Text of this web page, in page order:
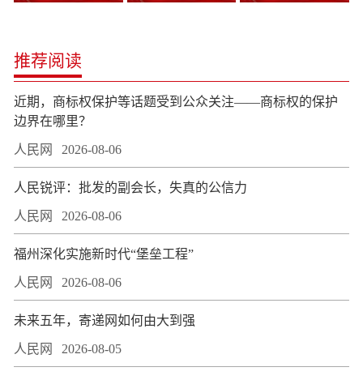
推荐阅读
近期，商标权保护等话题受到公众关注——商标权的保护
边界在哪里？
人民网 2026-08-06
人民锐评：批发的副会长，失真的公信力
人民网 2026-08-06
福州深化实施新时代“堡垒工程”
人民网 2026-08-06
未来五年，寄递网如何由大到强
人民网 2026-08-05